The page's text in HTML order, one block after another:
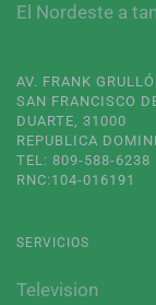
El Nordeste a
AV. FRANK
SAN FRANCISCO
DUARTE, 31000
REPUBLICA
TEL: 809-588-6238
RNC:104-016191
SERVICIOS
Television